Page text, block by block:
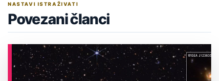
NASTAVI ISTRAŽIVATI
Povezani članci